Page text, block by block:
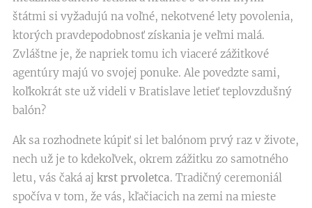
štátmi si vyžadujú na voľné, nekotvené lety povolenia,
ktorých pravdepodobnosť získania je veľmi malá.
Zvláštne je, že napriek tomu ich viaceré zážitkové
agentúry majú vo svojej ponuke. Ale povedzte sami,
koľkokrát ste už videli v Bratislave letieť teplovzdušný
balón?
Ak sa rozhodnete kúpiť si let balónom prvý raz v živote,
nech už je to kdekoľvek, okrem zážitku zo samotného
letu, vás čaká aj krst prvoletca. Tradičný ceremoniál
spočíva v tom, že vás, kľačiacich na zemi na mieste